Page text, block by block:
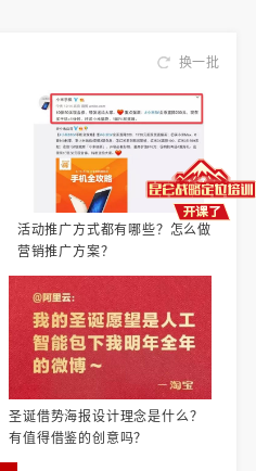
换一批
活动推广方式都有哪些？怎么做
营销推广方案？
圣诞借势海报设计理念是什么？
有值得借鉴的创意吗？